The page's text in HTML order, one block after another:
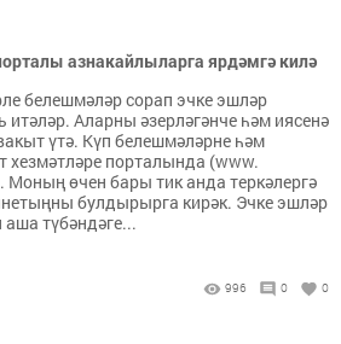
азнакайлыларга ярдәмгә килә
белешмәләр сорап эчке эшләр
итәләр. Аларны әзерләгәнче һәм иясенә
үтә. Күп белешмәләрне һәм
хезмәтләре порталында (www.
өчен бары тик анда теркәлергә
булдырырга кирәк. Эчке эшләр
түбәндәге...
996 0 0